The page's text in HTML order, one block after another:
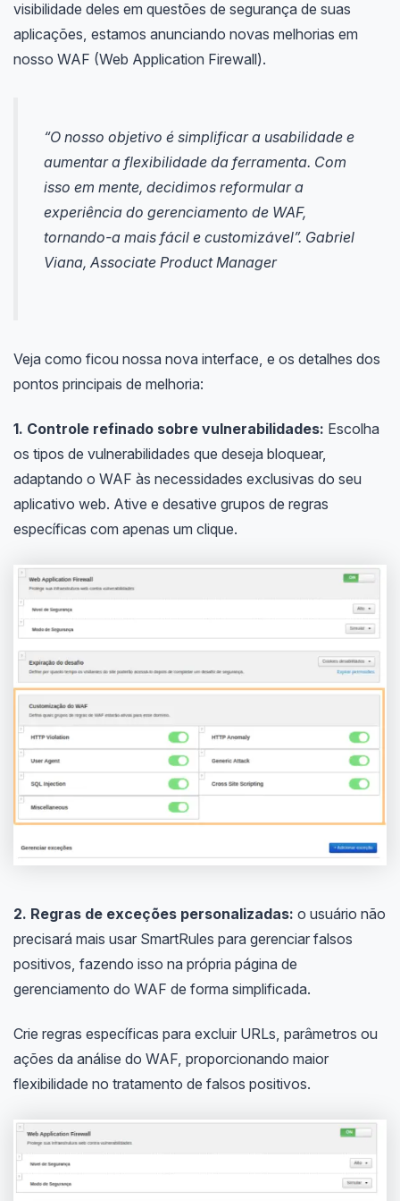
visibilidade deles em questões de segurança de suas
aplicações, estamos anunciando novas melhorias em
nosso WAF (Web Application Firewall).
“O nosso objetivo é simplificar a usabilidade e
aumentar a flexibilidade da ferramenta. Com
isso em mente, decidimos reformular a
experiência do gerenciamento de WAF,
tornando-a mais fácil e customizável”. Gabriel
Viana, Associate Product Manager
Veja como ficou nossa nova interface, e os detalhes dos
pontos principais de melhoria:
1. Controle refinado sobre vulnerabilidades: Escolha
os tipos de vulnerabilidades que deseja bloquear,
adaptando o WAF às necessidades exclusivas do seu
aplicativo web. Ative e desative grupos de regras
específicas com apenas um clique.
2. Regras de exceções personalizadas: o usuário não
precisará mais usar SmartRules para gerenciar falsos
positivos, fazendo isso na própria página de
gerenciamento do WAF de forma simplificada.
Crie regras específicas para excluir URLs, parâmetros ou
ações da análise do WAF, proporcionando maior
flexibilidade no tratamento de falsos positivos.